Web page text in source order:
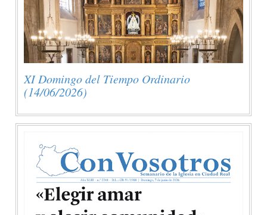
XI Domingo del Tiempo Ordinario
(14/06/2026)